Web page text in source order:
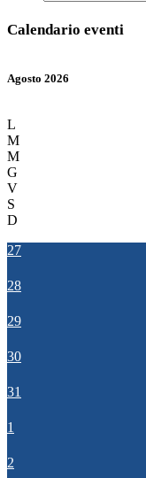
Calendario eventi
Agosto 2026
L
M
M
G
V
S
D
27
28
29
30
31
1
2